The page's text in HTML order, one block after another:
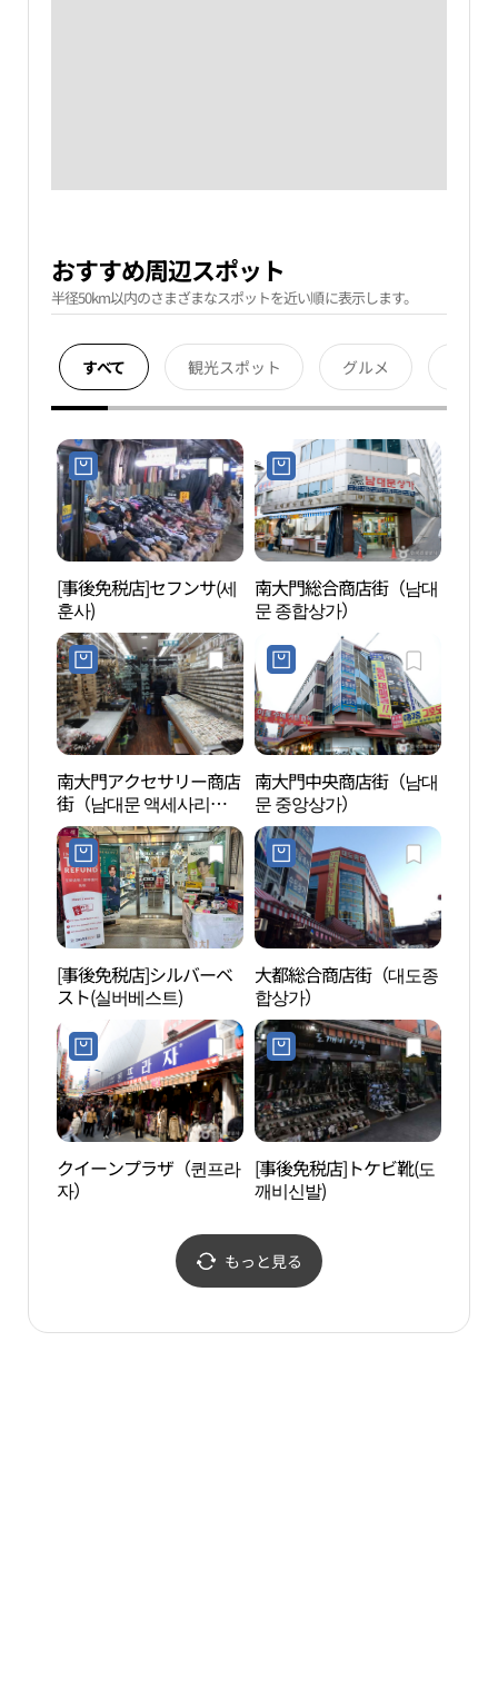
おすすめ周辺スポット
半径50km以内のさまざまなスポットを近い順に表示します。
すべて 観光スポット グルメ
[事後免税店]セフンサ(세
훈사)
南大門総合商店街（남대
문 종합상가）
南大門アクセサリー商店
街（남대문 액세사리상
가）
南大門中央商店街（남대
문 중앙상가）
[事後免税店]シルバーベ
スト(실버베스트)
大都総合商店街（대도종
합상가）
クイーンプラザ（퀸프라
자）
[事後免税店]トケビ靴(도
깨비신발)
もっと見る